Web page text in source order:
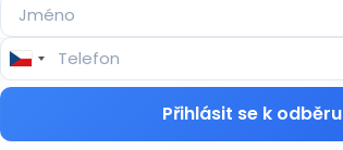
Přihlásit se k odběru